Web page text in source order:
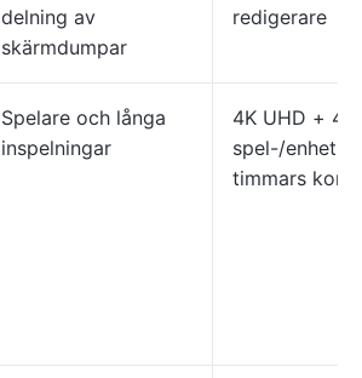
delning av
skärmdumpar
redigerare
Spelare och långa
inspelningar
4K UHD +
spel-/
timmars